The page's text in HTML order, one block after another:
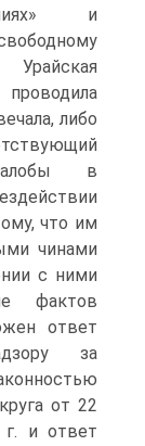
и
либо
в
что им
чинами
с ними
фактов
ответ
за
от 22
и ответ